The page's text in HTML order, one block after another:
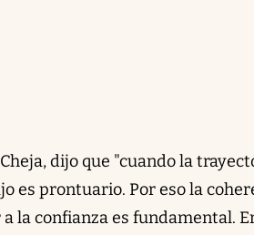
dijo que "cuando la
es prontuario. Por eso la
la confianza es fundamental.